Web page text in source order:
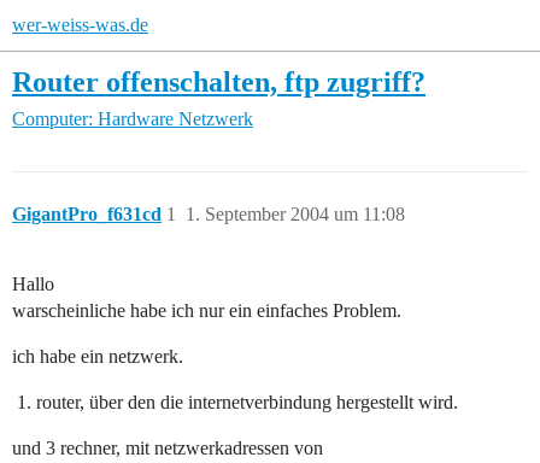
wer-weiss-was.de
Router offenschalten, ftp zugriff?
Computer: Hardware Netzwerk
GigantPro_f631cd 1. September 2004 um 11:08
1
Hallo
warscheinliche habe ich nur ein einfaches Problem.
ich habe ein netzwerk.
router, über den die internetverbindung hergestellt wird.
und 3 rechner, mit netzwerkadressen von